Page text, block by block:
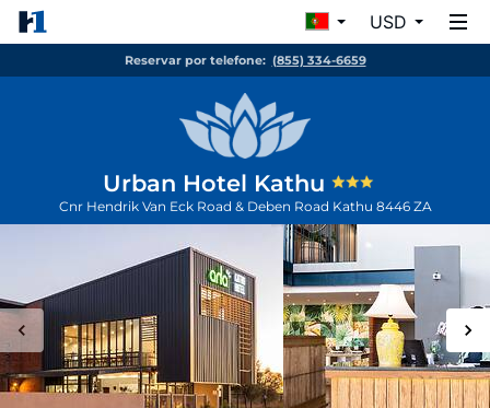
USD
Reservar por telefone: (855) 334-6659
Urban Hotel Kathu
Cnr Hendrik Van Eck Road & Deben Road Kathu 8446 ZA